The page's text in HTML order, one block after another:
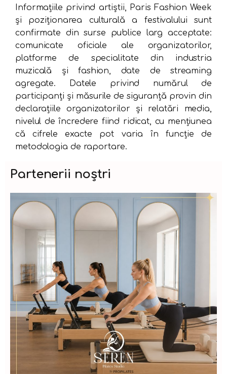
Informațiile privind artiștii, Paris Fashion Week
și poziționarea culturală a festivalului sunt
confirmate din surse publice larg acceptate:
comunicate oficiale ale organizatorilor,
platforme de specialitate din industria
muzicală și fashion, date de streaming
agregate. Datele privind numărul de
participanți și măsurile de siguranță provin din
declarațiile organizatorilor și relatări media,
nivelul de încredere fiind ridicat, cu mențiunea
că cifrele exacte pot varia în funcție de
metodologia de raportare.
Partenerii noștri